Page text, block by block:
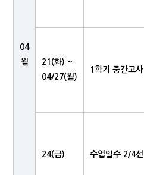
04
월
21(화) ~
04/27(월)
1학기 중간고사
24(금) 수업일수 2/4선